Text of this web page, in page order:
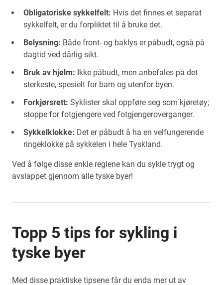
Obligatoriske sykkelfelt: Hvis det finnes et separat
sykkelfelt, er du forpliktet til å bruke det.
Belysning: Både front- og baklys er påbudt, også på
dagtid ved dårlig sikt.
Bruk av hjelm: Ikke påbudt, men anbefales på det
sterkeste, spesielt for barn og utenfor byen.
Forkjørsrett: Syklister skal oppføre seg som kjøretøy;
stoppe for fotgjengere ved fotgjengeroverganger.
Sykkelklokke: Det er påbudt å ha en velfungerende
ringeklokke på sykkelen i hele Tyskland.
Ved å følge disse enkle reglene kan du sykle trygt og
avslappet gjennom alle tyske byer!
Topp 5 tips for sykling i
tyske byer
Med disse praktiske tipsene får du enda mer ut av